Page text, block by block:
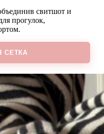
свитшот и
прогулок,
СЕТКА